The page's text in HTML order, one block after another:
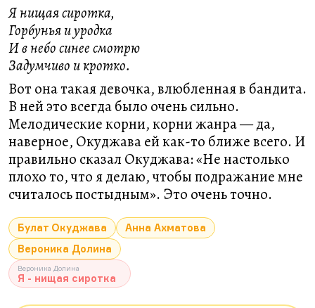
Я нищая сиротка,
Горбунья и уродка
И в небо синее смотрю
Задумчиво и кротко.
Вот она такая девочка, влюбленная в бандита.
В ней это всегда было очень сильно.
Мелодические корни, корни жанра — да,
наверное, Окуджава ей как-то ближе всего. И
правильно сказал Окуджава: «Не настолько
плохо то, что я делаю, чтобы подражание мне
считалось постыдным». Это очень точно.
Булат Окуджава
Анна Ахматова
Вероника Долина
Вероника Долина
Я - нищая сиротка